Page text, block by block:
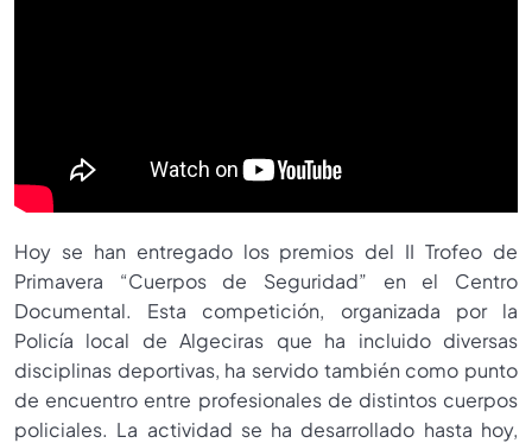
Hoy se han entregado los premios del II Trofeo de
Primavera “Cuerpos de Seguridad” en el Centro
Documental. Esta competición, organizada por la
Policía local de Algeciras que ha incluido diversas
disciplinas deportivas, ha servido también como punto
de encuentro entre profesionales de distintos cuerpos
policiales. La actividad se ha desarrollado hasta hoy,